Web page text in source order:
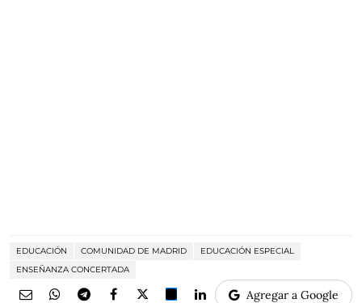
EDUCACIÓN COMUNIDAD DE MADRID
EDUCACIÓN ESPECIAL
ENSEÑANZA CONCERTADA
Agregar a Google